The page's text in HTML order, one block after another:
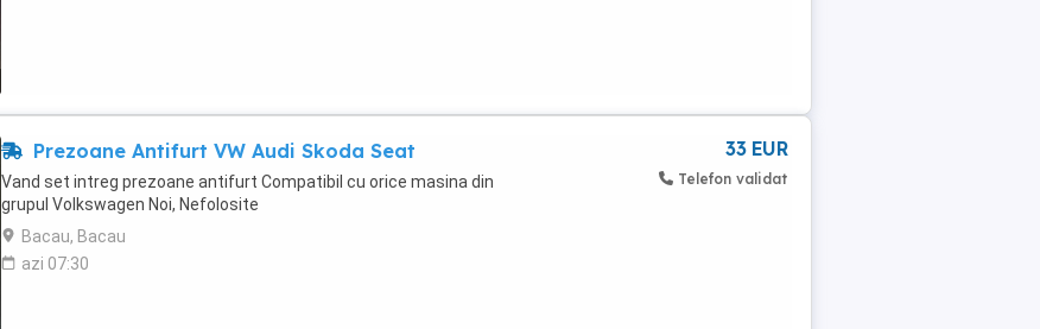
Prezoane Antifurt VW Audi Skoda Seat
Vand set intreg prezoane antifurt Compatibil cu orice masina din
grupul Volkswagen Noi, Nefolosite
Bacau, Bacau
azi 07:30
33 EUR
Telefon validat